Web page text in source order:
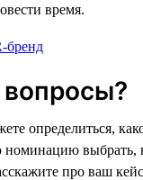
время.
бренд
определиться,
выбрать,
про ваш